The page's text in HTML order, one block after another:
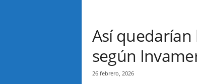
Así quedarían
según
26 febrero, 2026